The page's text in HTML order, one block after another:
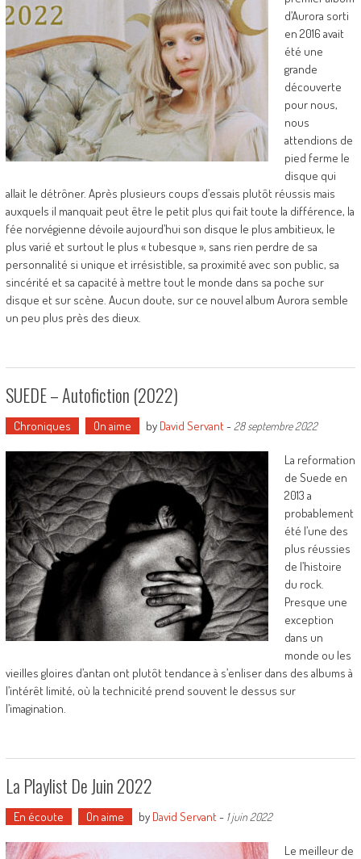
d’Aurora sorti
en 2016 avait
été une
grande
découverte
pour nous,
nous
attendions de
pied ferme le
disque qui
allait le détrôner. Après plusieurs coups d’essais plutôt réussis mais
auxquels il manquait peut être le petit plus qui fait toute la différence, la
fée norvégienne dévoile aujourd’hui son disque le plus ambitieux, le
plus varié et surtout le plus « tubesque », sans rien perdre de sa
personnalité si unique et irrésistible, sa proximité avec son public, sa
sincérité et sa capacité à mettre tout le monde dans sa poche sur
disque et sur scène. Aucun doute, sur ce nouvel album Aurora semble
un peu plus près des dieux.
SUEDE – Autofiction (2022)
Chroniques On aime by David Servant- 28 septembre 2022
La reformation
de Suede en
2013 a
probablement
été l’une des
plus réussies
de l’histoire
du rock.
Presque une
exception
dans un
monde ou les
vieilles gloires d’antan ont plutôt tendance à s’enliser dans des albums à
l’intérêt limité, où la technicité prend souvent le dessus sur
l’imagination.
La Playlist De Juin 2022
En écoute On aime by David Servant- 1 juin 2022
Le meilleur de